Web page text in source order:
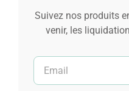
Suivez nos produits
venir, les